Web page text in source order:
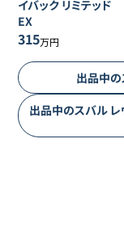
イバック リミテッド
EX
315万円
出品中の
出品中のスバル